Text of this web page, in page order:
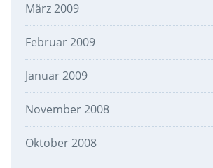
März 2009
Februar 2009
Januar 2009
November 2008
Oktober 2008